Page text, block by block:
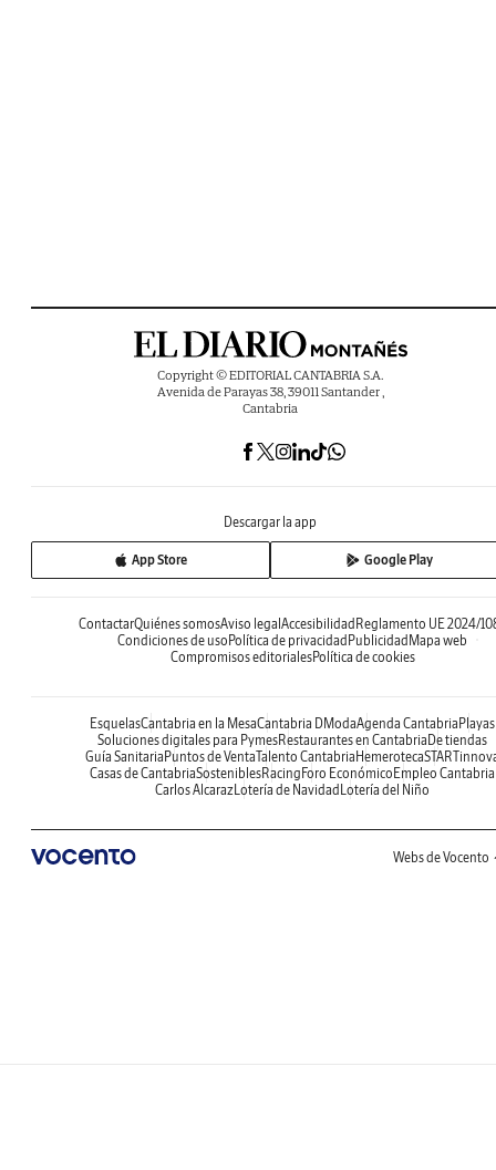
Copyright © EDITORIAL CANTABRIA S.A.
Avenida de Parayas 38, 39011 Santander ,
Cantabria
Descargar la app
App Store Google Play
ContactarQuiénes somosAviso legalAccesibilidadReglamento UE 2024/
Condiciones de usoPolítica de privacidadPublicidadMapa web
Compromisos editorialesPolítica de cookies
EsquelasCantabria en la MesaCantabria DModaAgenda CantabriaPlayas
Soluciones digitales para PymesRestaurantes en CantabriaDe tiendas
Guía SanitariaPuntos de VentaTalento CantabriaHemeroteca
Casas de CantabriaSosteniblesRacingForo EconómicoEmpleo Cantabria
Carlos AlcarazLotería de NavidadLotería del Niño
Webs de Vocento